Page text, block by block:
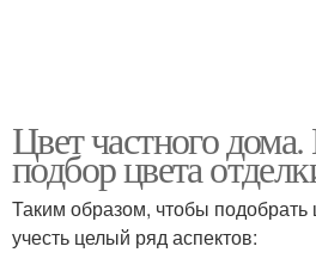
Цвет частного
подбор цвета
Таким образом, чтобы
учесть целый ряд аспектов: